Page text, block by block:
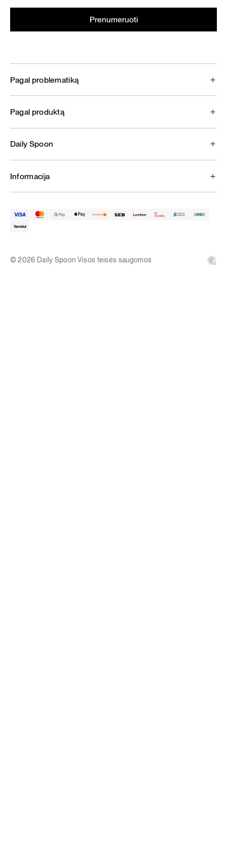
Pagal problematiką
Pagal produktą
Daily Spoon
Informacija
© 2026 Daily Spoon Visos teisės saugomos